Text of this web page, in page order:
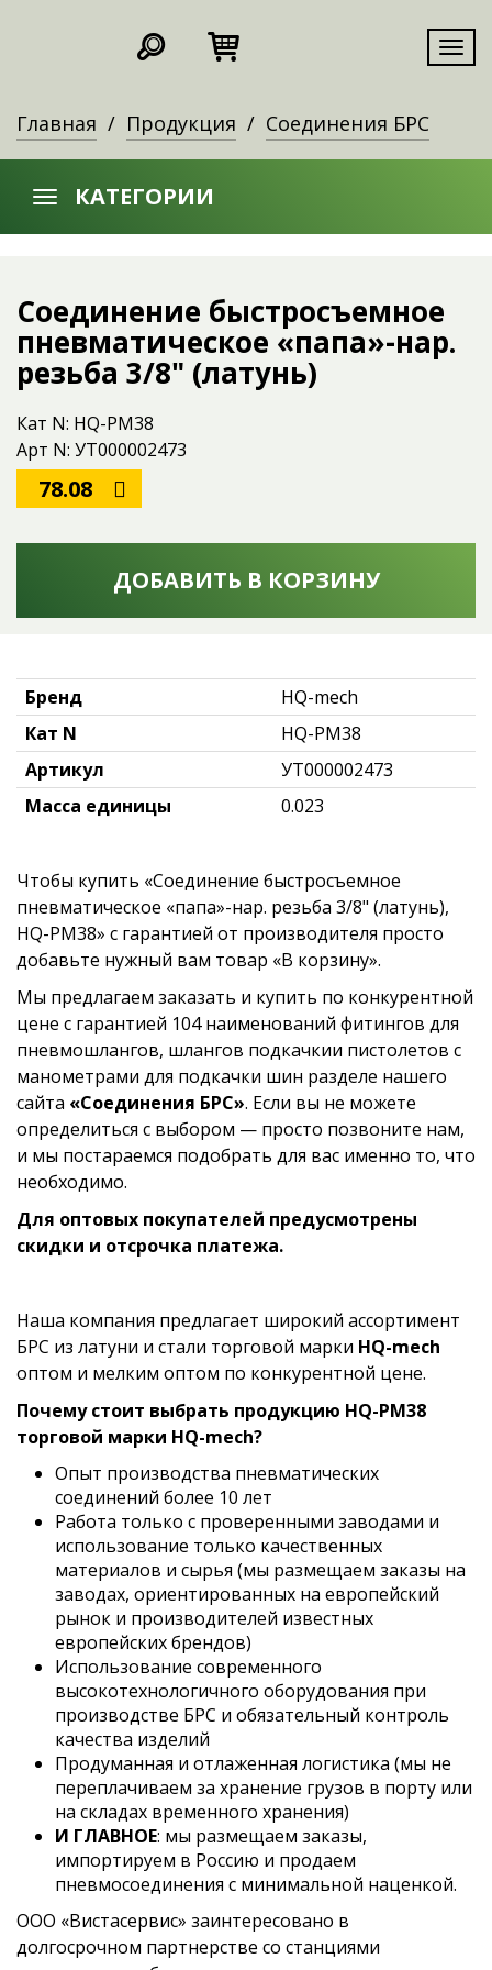
Главная Продукция Соединения БРС
КАТЕГОРИИ
Соединение быстросъемное
пневматическое «папа»-нар.
резьба 3/8" (латунь)
Кат N: HQ-PM38
Арт N: УТ000002473
78.08
ДОБАВИТЬ В КОРЗИНУ
Бренд
HQ-mech
Кат N
HQ-PM38
Артикул
УТ000002473
Масса единицы
0.023
Чтобы купить «Соединение быстросъемное
пневматическое «папа»-нар. резьба 3/8" (латунь),
HQ-PM38» с гарантией от производителя просто
добавьте нужный вам товар «В корзину».
Мы предлагаем заказать и купить по конкурентной
цене с гарантией 104 наименований фитингов для
пневмошлангов, шлангов подкачкии пистолетов с
манометрами для подкачки шин разделе нашего
сайта «Соединения БРС». Если вы не можете
определиться с выбором — просто позвоните нам,
и мы постараемся подобрать для вас именно то, что
необходимо.
Для оптовых покупателей предусмотрены
скидки и отсрочка платежа.
Наша компания предлагает широкий ассортимент
БРС из латуни и стали торговой марки HQ-mech
оптом и мелким оптом по конкурентной цене.
Почему стоит выбрать продукцию HQ-PM38
торговой марки HQ-mech?
Опыт производства пневматических
соединений более 10 лет
Работа только с проверенными заводами и
использование только качественных
материалов и сырья (мы размещаем заказы на
заводах, ориентированных на европейский
рынок и производителей известных
европейских брендов)
Использование современного
высокотехнологичного оборудования при
производстве БРС и обязательный контроль
качества изделий
Продуманная и отлаженная логистика (мы не
переплачиваем за хранение грузов в порту или
на складах временного хранения)
И ГЛАВНОЕ: мы размещаем заказы,
импортируем в Россию и продаем
пневмосоединения с минимальной наценкой.
ООО «Вистасервис» заинтересовано в
долгосрочном партнерстве со станциями